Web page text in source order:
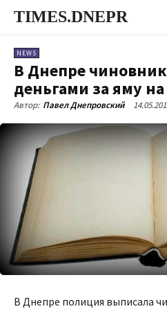
TIMES.DNEPR
NEWS
В Днепре
деньгами за яму
Автор: Павел Днепровский
В Днепре полиция выписала